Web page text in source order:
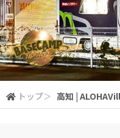
トップ＞ 高知 |